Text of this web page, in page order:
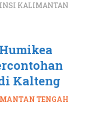
KALIMANTAN
Kalteng
TENGAH